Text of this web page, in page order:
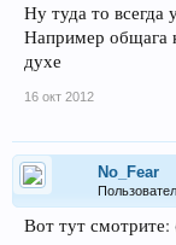
Ну туда то
Например общага
духе
16 окт 2012
No_Fear
Вот тут смотрите: